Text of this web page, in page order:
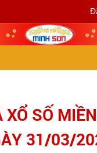
XỔ SỐ
31/03/